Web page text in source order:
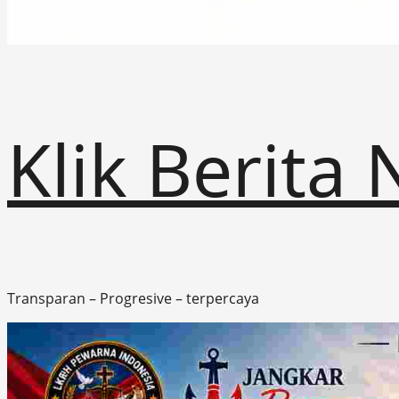
Klik Berita
Transparan – Progresive – terpercaya